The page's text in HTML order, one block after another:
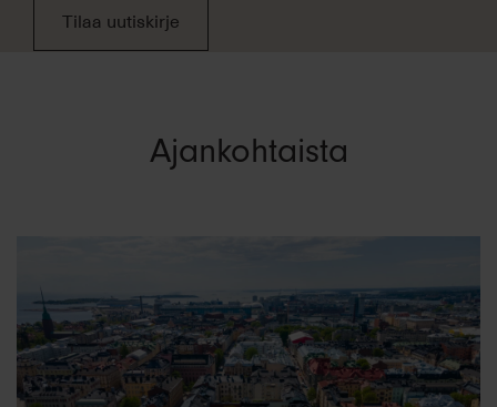
Tilaa uutiskirje
Ajankohtaista